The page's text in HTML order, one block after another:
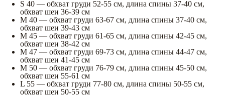
S 40 — обхват груди 52-55 см, длина спины 37-40 см,
обхват шеи 36-39 см
M 40 — обхват груди 63-67 см, длина спины 37-40 см,
обхват шеи 39-43 см
M 45 — обхват груди 61-65 см, длина спины 42-45 см,
обхват шеи 38-42 см
M 47 — обхват груди 69-73 см, длина спины 44-47 см,
обхват шеи 41-45 см
M 50 — обхват груди 76-79 см, длина спины 45-50 см,
обхват шеи 55-61 см
L 55 — обхват груди 77-80 см, длина спины 50-55 см,
обхват шеи 50-55 см